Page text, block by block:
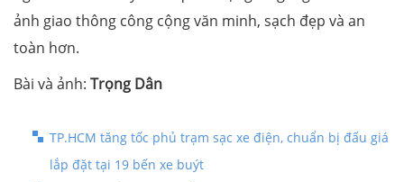
ảnh giao thông công cộng văn minh, sạch đẹp và an
toàn hơn.
Bài và ảnh: Trọng Dân
TP.HCM tăng tốc phủ trạm sạc xe điện, chuẩn bị đấu giá
lắp đặt tại 19 bến xe buýt